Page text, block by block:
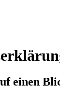
einen